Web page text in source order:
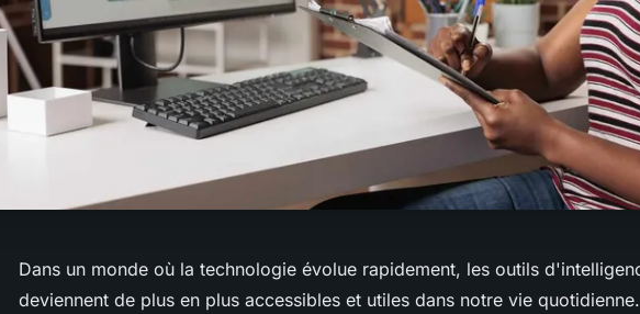
Dans un monde où la technologie évolue rapidement, les outils
deviennent de plus en plus accessibles et utiles dans notre vie